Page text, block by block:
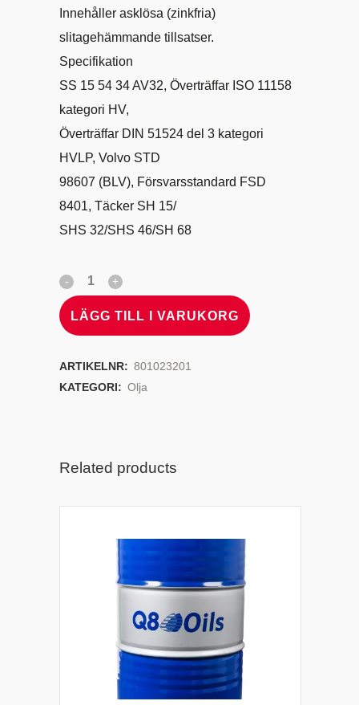
Innehåller asklösa (zinkfria)
slitagehämmande tillsatser.
Specifikation
SS 15 54 34 AV32, Överträffar ISO 11158
kategori HV,
Överträffar DIN 51524 del 3 kategori
HVLP, Volvo STD
98607 (BLV), Försvarsstandard FSD
8401, Täcker SH 15/
SHS 32/SHS 46/SH 68
LÄGG TILL I VARUKORG
ARTIKELNR: 801023201
KATEGORI: Olja
Related products